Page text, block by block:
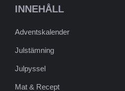
INNEHÅLL
Adventskalender
Julstämning
Julpyssel
Mat & Recept